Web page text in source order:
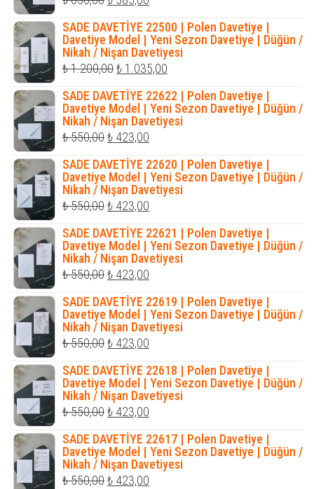
fiyat:
₺ 650,00.
andaki
fiyat:
₺ 585,00.
SADE DAVETİYE 22500 | Polen Davetiye |
Davetiye Model | Yeni Sezon Davetiye | Düğün /
Nikah / Nişan Davetiyesi
₺1.200,00Orijinal
fiyat:
₺ 1.200,00.
₺ 1.035,00
andaki
fiyat:
₺ 1.035,00.
SADE DAVETİYE 22622 | Polen Davetiye |
Davetiye Model | Yeni Sezon Davetiye | Düğün /
Nikah / Nişan Davetiyesi
₺550,00Orijinal
fiyat:
₺ 550,00.
₺ 423,00
andaki
fiyat:
₺ 423,00.
SADE DAVETİYE 22620 | Polen Davetiye |
Davetiye Model | Yeni Sezon Davetiye | Düğün /
Nikah / Nişan Davetiyesi
₺550,00Orijinal
fiyat:
₺ 550,00.
₺ 423,00
andaki
fiyat:
₺ 423,00.
SADE DAVETİYE 22621 | Polen Davetiye |
Davetiye Model | Yeni Sezon Davetiye | Düğün /
Nikah / Nişan Davetiyesi
₺550,00Orijinal
fiyat:
₺ 550,00.
₺ 423,00
andaki
fiyat:
₺ 423,00.
SADE DAVETİYE 22619 | Polen Davetiye |
Davetiye Model | Yeni Sezon Davetiye | Düğün /
Nikah / Nişan Davetiyesi
₺550,00Orijinal
fiyat:
₺ 550,00.
₺ 423,00
andaki
fiyat:
₺ 423,00.
SADE DAVETİYE 22618 | Polen Davetiye |
Davetiye Model | Yeni Sezon Davetiye | Düğün /
Nikah / Nişan Davetiyesi
₺550,00Orijinal
fiyat:
₺ 550,00.
₺ 423,00
andaki
fiyat:
₺ 423,00.
SADE DAVETİYE 22617 | Polen Davetiye |
Davetiye Model | Yeni Sezon Davetiye | Düğün /
Nikah / Nişan Davetiyesi
₺550,00Orijinal
₺ 423,00